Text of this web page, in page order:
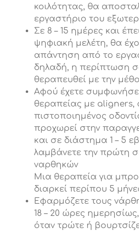
κοιλότητας, θα
εργαστήριο του
Σε 8 – 15 ημέρες και
ψηφιακή μελέτη, θα
απάντηση από το
δηλαδή, η περίπτωση
θεραπευθεί με την
Αφού έχετε
θεραπείας με aligners,
πιστοποιημένος
προχωρεί στην
και σε διάστημα 1 – 5
λαμβάνετε την πρώτη
ναρθηκών
Μια θεραπεία για
διαρκεί περίπου 5
Εφαρμόζετε τους
18 – 20 ώρες
όταν τρώτε ή